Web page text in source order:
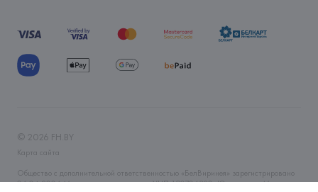
© 2026 FH.BY
Карта сайта
Общество с дополнительной ответственностью «БелВиринея» зарегистрировано
06.04.2006 Минским горисполкомом. УНП 190706320. Юр.адрес: г. Минск, ул.